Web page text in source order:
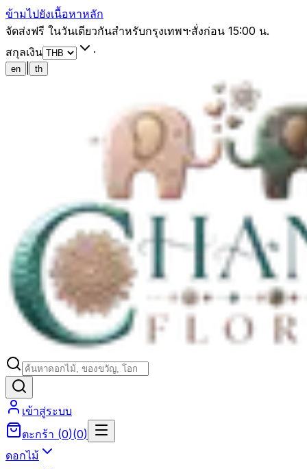
ข้ามไปยังเนื้อหาหลัก
จัดส่งฟรี ในวันเดียวกันสำหรับกรุงเทพฯ·สั่งก่อน 15:00 น.
สกุลเงิน
·
en th
เข้าสู่ระบบ
ตะกร้า (0)(0)
ดอกไม้